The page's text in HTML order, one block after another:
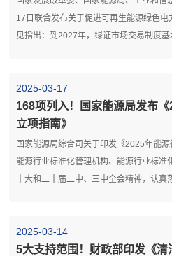
17日联合发布关于促进可再生能源绿色
见指出：到2027年，绿证市场交易制度基
2025-03-17
168项列入！国家能源局发布
立项指南》
国家能源局综合司关于印发《2025年能
能源行业标准化管理机构、能源行业标准
十大和二十届二中、三中全会精神，认真
2025-03-14
5大支持范围！财政部印发《